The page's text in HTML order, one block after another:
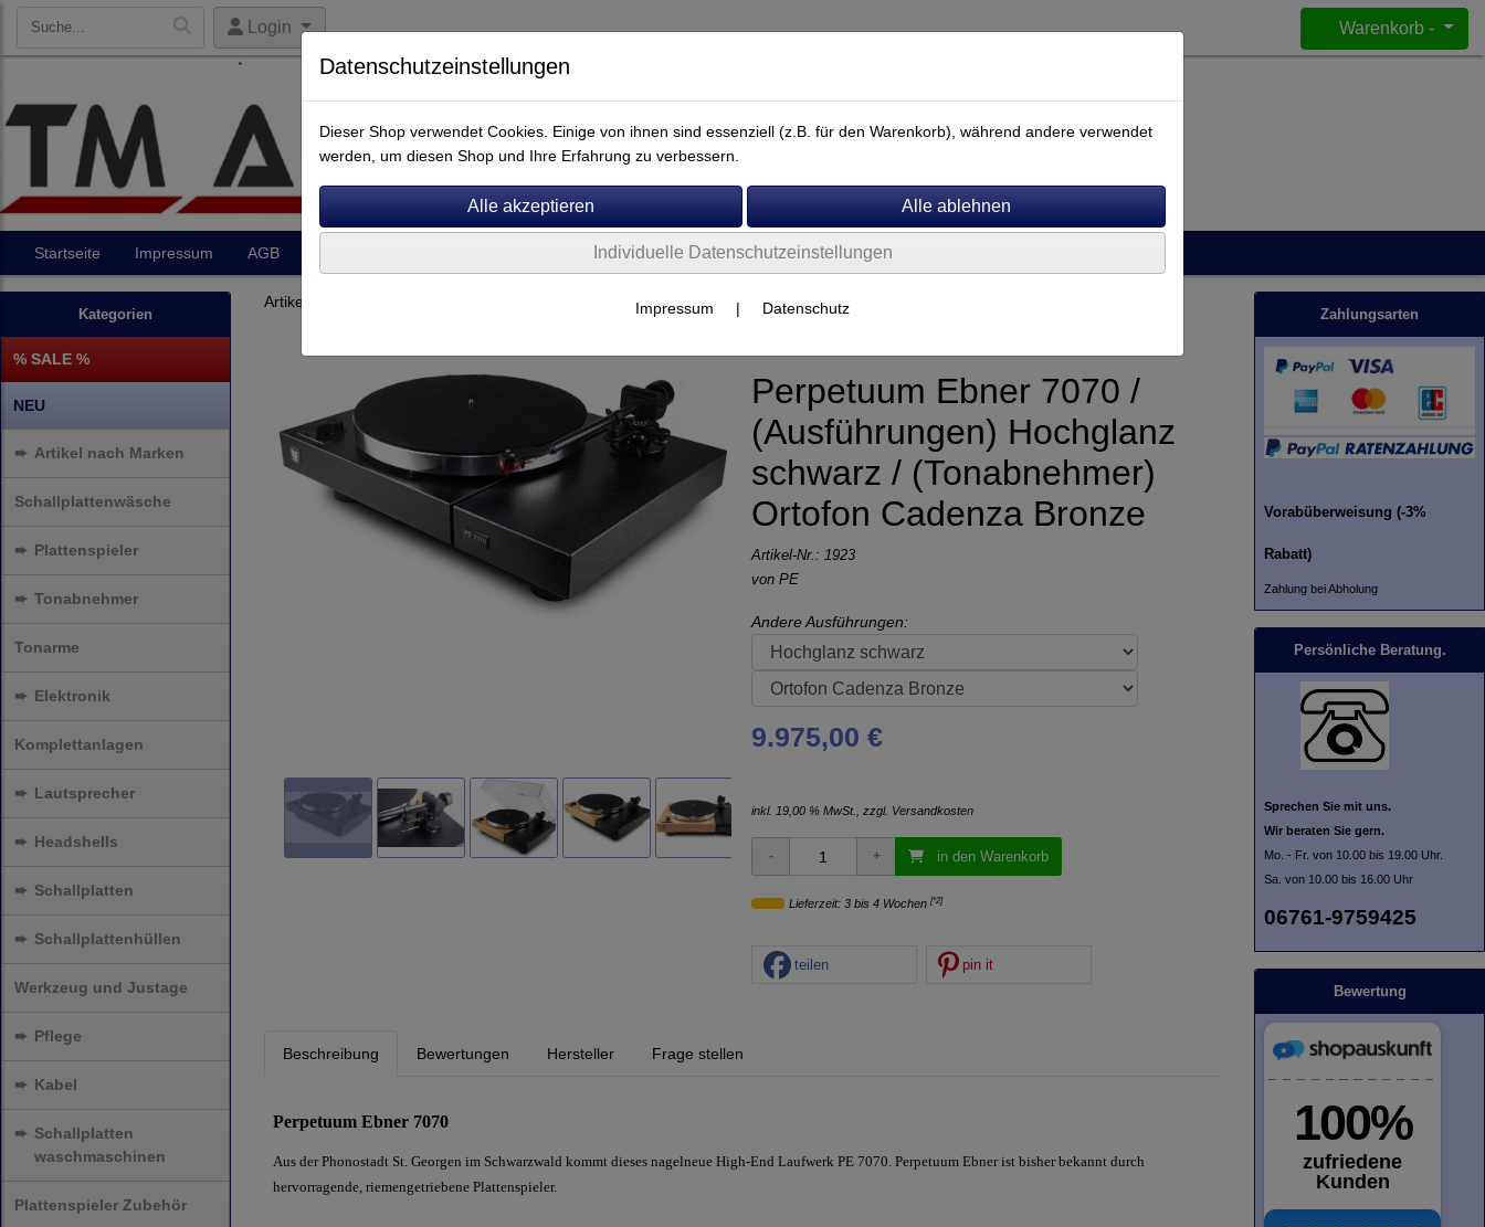
Login Warenkorb -
Startseite Impressum AGB
Kategorien
% SALE %
NEU
➨ Artikel nach Marken
Schallplattenwäsche
➨ Plattenspieler
➨ Tonabnehmer
Tonarme
➨ Elektronik
Komplettanlagen
➨ Lautsprecher
➨ Headshells
➨ Schallplatten
➨ Schallplattenhüllen
Werkzeug und Justage
➨ Pflege
➨ Kabel
➨ Schallplatten
waschmaschinen
Plattenspieler Zubehör
Artikel nach Marken
Perpetuum Ebner 7070 /
(Ausführungen) Hochglanz
schwarz / (Tonabnehmer)
Ortofon Cadenza Bronze
Artikel-Nr.: 1923
von PE
Andere Ausführungen:
9.975,00 €
inkl. 19,00 % MwSt., zzgl. Versandkosten
in den Warenkorb
Lieferzeit: 3 bis 4 Wochen [*2]
teilen pin it
Beschreibung Bewertungen Hersteller Frage stellen
Perpetuum Ebner 7070
Aus der Phonostadt St. Georgen im Schwarzwald kommt dieses nagelneue High-End Laufwerk PE 7070. Perpetuum Ebner ist bisher bekannt durch
hervorragende, riemengetriebene Plattenspieler.
Zahlungsarten
Vorabüberweisung (-3%
Rabatt)
Zahlung bei Abholung
Persönliche Beratung.
Sprechen Sie mit uns.
Wir beraten Sie gern.
Mo. - Fr. von 10.00 bis 19.00 Uhr.
Sa. von 10.00 bis 16.00 Uhr
06761-9759425
Bewertung
Datenschutzeinstellungen
Dieser Shop verwendet Cookies. Einige von ihnen sind essenziell (z.B. für den Warenkorb), während andere verwendet
werden, um diesen Shop und Ihre Erfahrung zu verbessern.
Individuelle Datenschutzeinstellungen
Impressum | Datenschutz